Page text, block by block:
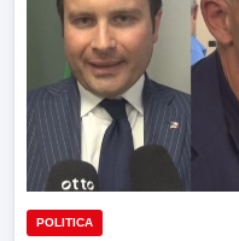
POLITICA